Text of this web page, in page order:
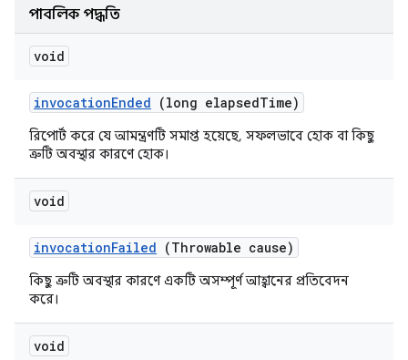
পাবলিক পদ্ধতি
void
invocationEnded (long elapsedTime)
রিপোর্ট করে যে আমন্ত্রণটি সমাপ্ত হয়েছে, সফলভাবে হোক বা কিছু
ত্রুটি অবস্থার কারণে হোক।
void
invocationFailed (Throwable cause)
কিছু ত্রুটি অবস্থার কারণে একটি অসম্পূর্ণ আহ্বানের প্রতিবেদন
করে।
void